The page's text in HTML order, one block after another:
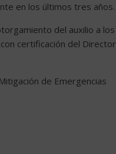
en los últimos tres años.
del auxilio a los
certificación del Director
de Emergencias